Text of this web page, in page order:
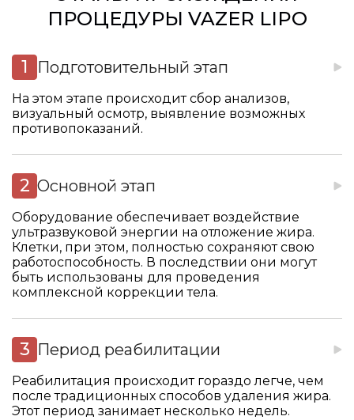
ПРОЦЕДУРЫ VAZER LIPO
Подготовительный этап
На этом этапе происходит сбор анализов,
визуальный осмотр, выявление возможных
противопоказаний.
Основной этап
Оборудование обеспечивает воздействие
ультразвуковой энергии на отложение жира.
Клетки, при этом, полностью сохраняют свою
работоспособность. В последствии они могут
быть использованы для проведения
комплексной коррекции тела.
Период реабилитации
Реабилитация происходит гораздо легче, чем
после традиционных способов удаления жира.
Этот период занимает несколько недель.